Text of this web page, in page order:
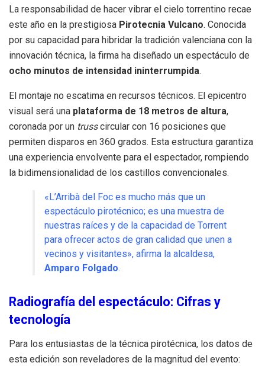
La responsabilidad de hacer vibrar el cielo torrentino recae
este año en la prestigiosa Pirotecnia Vulcano. Conocida
por su capacidad para hibridar la tradición valenciana con la
innovación técnica, la firma ha diseñado un espectáculo de
ocho minutos de intensidad ininterrumpida.
El montaje no escatima en recursos técnicos. El epicentro
visual será una plataforma de 18 metros de altura,
coronada por un trusscircular con 16 posiciones que
permiten disparos en 360 grados. Esta estructura garantiza
una experiencia envolvente para el espectador, rompiendo
la bidimensionalidad de los castillos convencionales.
«L’Arribà del Foc es mucho más que un
espectáculo pirotécnico; es una muestra de
nuestras raíces y de la capacidad de Torrent
para ofrecer actos de gran calidad que unen a
vecinos y visitantes», afirma la alcaldesa,
Amparo Folgado.
Radiografía del espectáculo: Cifras y
tecnología
Para los entusiastas de la técnica pirotécnica, los datos de
esta edición son reveladores de la magnitud del evento: